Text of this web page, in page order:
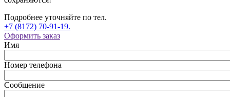
Подробнее уточняйте по тел.
+7 (8172) 70-91-19.
Оформить заказ
Имя
Номер телефона
Сообщение